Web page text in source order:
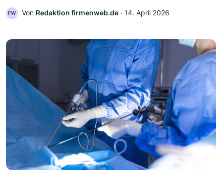
FW Von Redaktion firmenweb.de ‧ 14. April 2026